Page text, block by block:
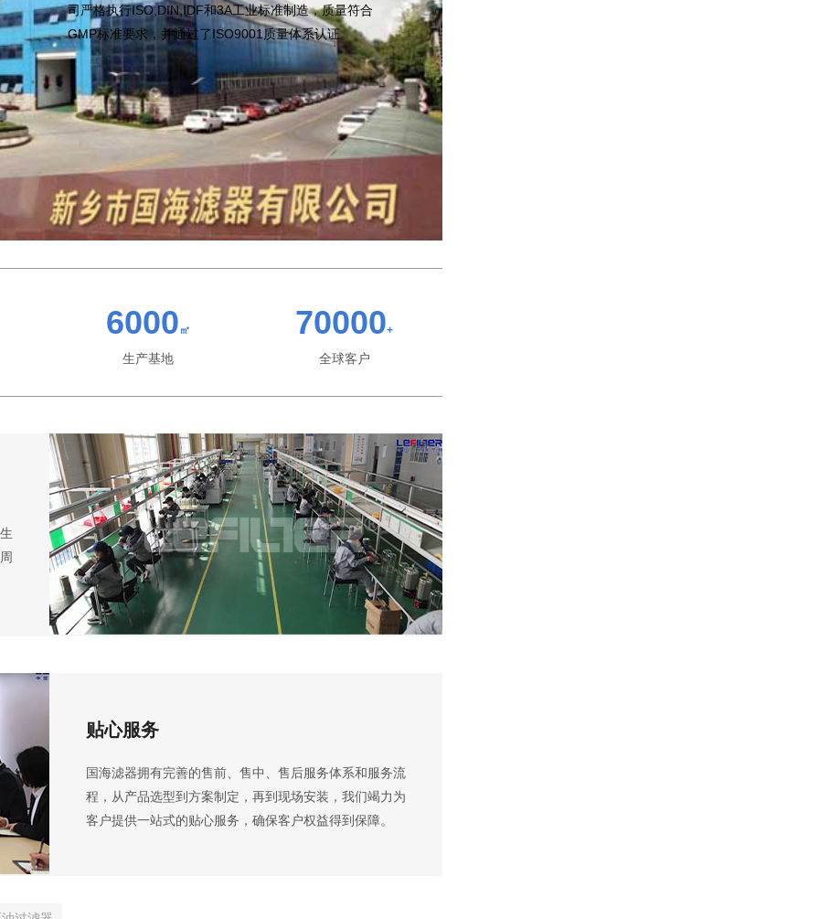
司严格执行ISO,DIN,IDF和3A工业标准制造，质量符合
GMP标准要求，并通过了ISO9001质量体系认证。
6000 ㎡
生产基地
70000+
全球客户
贴心服务
国海滤器拥有完善的售前、售中、售后服务体系和服务流
程，从产品选型到方案制定，再到现场安装，我们竭力为
客户提供一站式的贴心服务，确保客户权益得到保障。